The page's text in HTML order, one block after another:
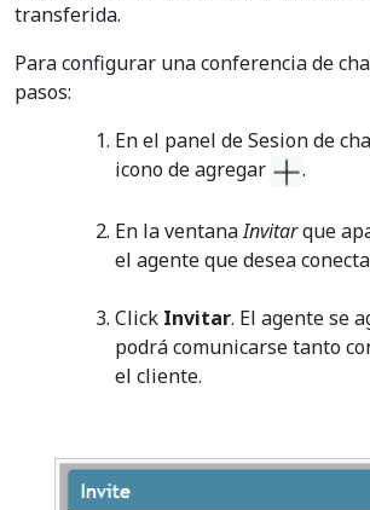
transferida.
Para configurar una conferencia de
pasos:
En el panel de Sesion de
icono de agregar
.
En la ventanaInvitarque
el agente que desea
Click Invitar. El agente se
podrá comunicarse tanto
el cliente.